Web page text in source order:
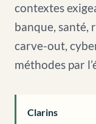
contextes
banque, santé,
carve-out,
méthodes par
Clarins